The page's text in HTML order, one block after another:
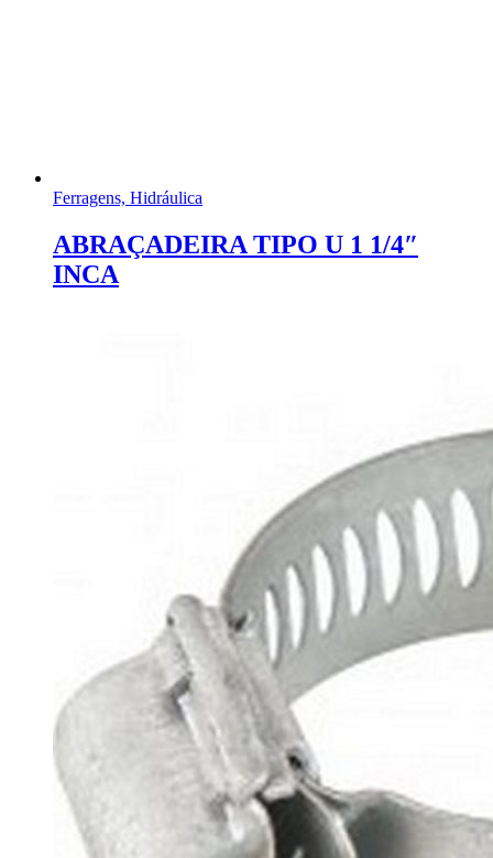
Ferragens, Hidráulica
ABRAÇADEIRA TIPO U 1 1/4″
INCA